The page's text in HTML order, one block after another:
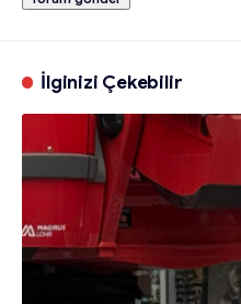
İlginizi Çekebilir